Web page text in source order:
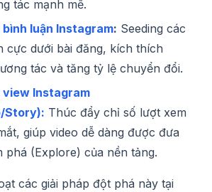
tác mạnh mẽ.
luận Instagram: Seeding các
cực dưới bài đăng, kích thích
tác và tăng tỷ lệ chuyển đổi.
view Instagram
Story): Thúc đẩy chỉ số lượt xem
giúp video dễ dàng được đưa
phá (Explore) của nền tảng.
các giải pháp đột phá này tại